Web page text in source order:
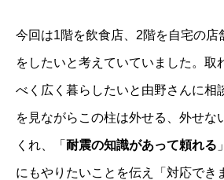
今回は1階を飲食店、2階を自宅の店
をしたいと考えていていました。取
べく広く暮らしたいと由野さんに相
を見ながらこの柱は外せる、外せな
くれ、「 耐震の知識があって頼れる
にもやりたいことを伝え「対応でき